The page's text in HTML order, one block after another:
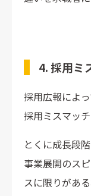
4. 採用ミ
採用広報によ
採用ミスマッ
とくに成長段
事業展開のス
スに限りがあ